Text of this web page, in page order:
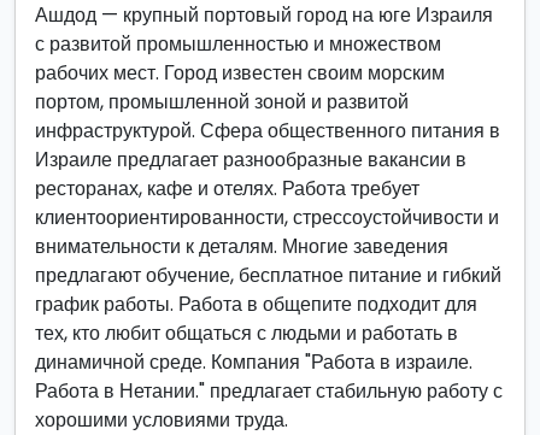
Ашдод — крупный портовый город на юге Израиля
с развитой промышленностью и множеством
рабочих мест. Город известен своим морским
портом, промышленной зоной и развитой
инфраструктурой. Сфера общественного питания в
Израиле предлагает разнообразные вакансии в
ресторанах, кафе и отелях. Работа требует
клиентоориентированности, стрессоустойчивости и
внимательности к деталям. Многие заведения
предлагают обучение, бесплатное питание и гибкий
график работы. Работа в общепите подходит для
тех, кто любит общаться с людьми и работать в
динамичной среде. Компания "Работа в израиле.
Работа в Нетании." предлагает стабильную работу с
хорошими условиями труда.